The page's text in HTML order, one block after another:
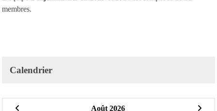
membres.
Calendrier
Août 2026